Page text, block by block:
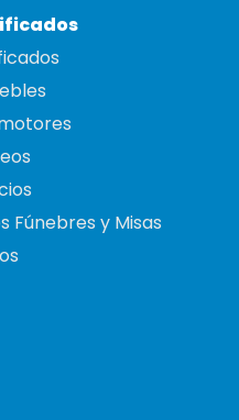
Fúnebres y Misas